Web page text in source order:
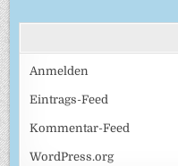
Anmelden
Eintrags-Feed
Kommentar-Feed
WordPress.org